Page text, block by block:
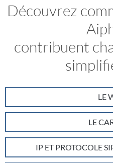
Découvrez
contribuent
LE
LE
IP ET PROTOCOLE